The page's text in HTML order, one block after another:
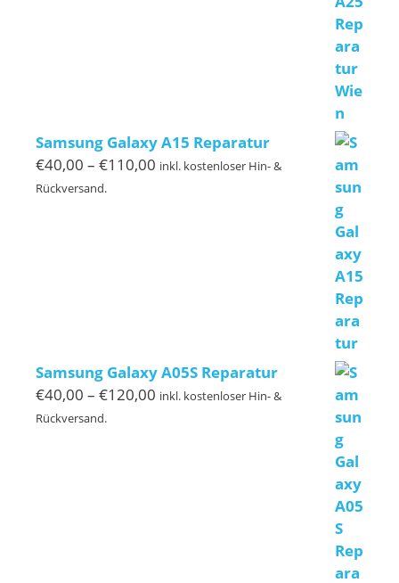
Samsung Galaxy A15 Reparatur
€40,00 – €110,00 Preisspanne:
inkl. kostenloser Hin- &
Rückversand.
Samsung Galaxy A05S Reparatur
€40,00 – €120,00 Preisspanne:
inkl. kostenloser Hin- &
Rückversand.